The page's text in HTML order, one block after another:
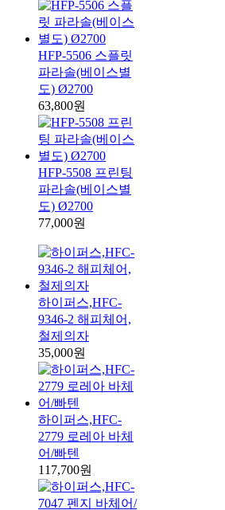
HFP-5506 스플릿
파라솔(베이스별
도) Ø2700
63,800원
HFP-5508 프린팅
파라솔(베이스별
도) Ø2700
77,000원
하이퍼스,HFC-
9346-2 해피체어,
철제의자
35,000원
하이퍼스,HFC-
2779 로레아 바체
어/빠텐
117,700원